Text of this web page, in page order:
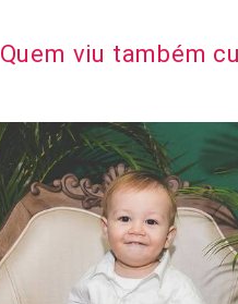
Quem viu também